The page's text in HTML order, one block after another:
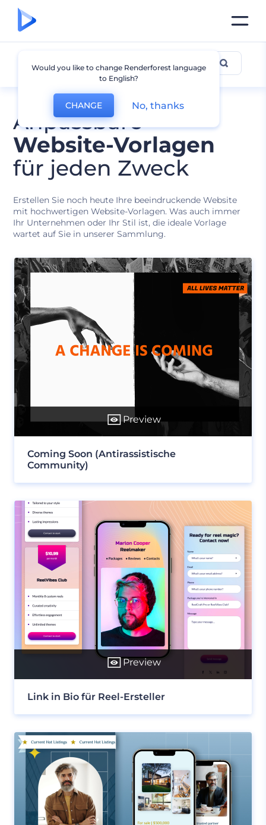
Anpassbare
Website-Vorlagen
für jeden Zweck
Erstellen Sie noch heute Ihre beeindruckende Website
mit hochwertigen Website-Vorlagen. Was auch immer
Ihr Unternehmen oder Ihr Stil ist, die ideale Vorlage
wartet auf Sie in unserer Sammlung.
Alle Vorlagen
Preview
Coming Soon (Antirassistische
Community)
Preview
Link in Bio für Reel-Ersteller
Would you like to change Renderforest language
to English?
CHANGE No, thanks